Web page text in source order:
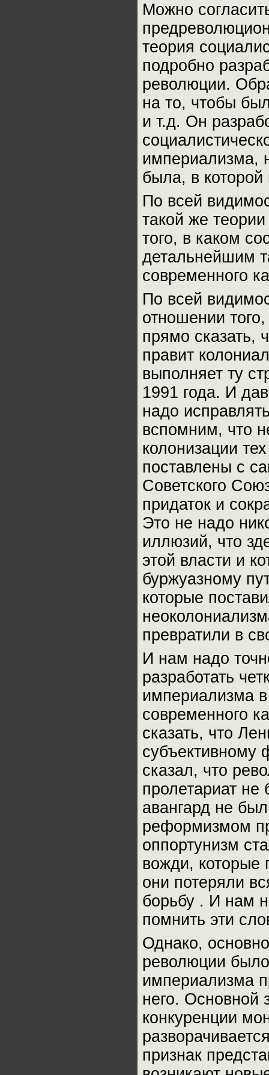
Можно
теория
подробно
революции.
на то, чтобы
и т.д. Он
империализма,
была, в
По всей
такой же
того, в каком
детальнейшим
современного
По всей
отношении
прямо сказать,
правит
выполняет ту
1991 года. И
надо
вспомним, что
колонизации
поставлены с
Советского
придаток и
Это не надо
иллюзий, что
этой власти и
буржуазному
которые
превратили в
И нам надо
разработать
империализма
современного
сказать, что
субъективному
сказал, что
пролетариат
авангард не
реформизмом
оппортунизм
вожди, которые
они потеряли
борьбу . И нам
помнить эти
Однако,
революции
империализма
него. Основной
конкуренции
признак